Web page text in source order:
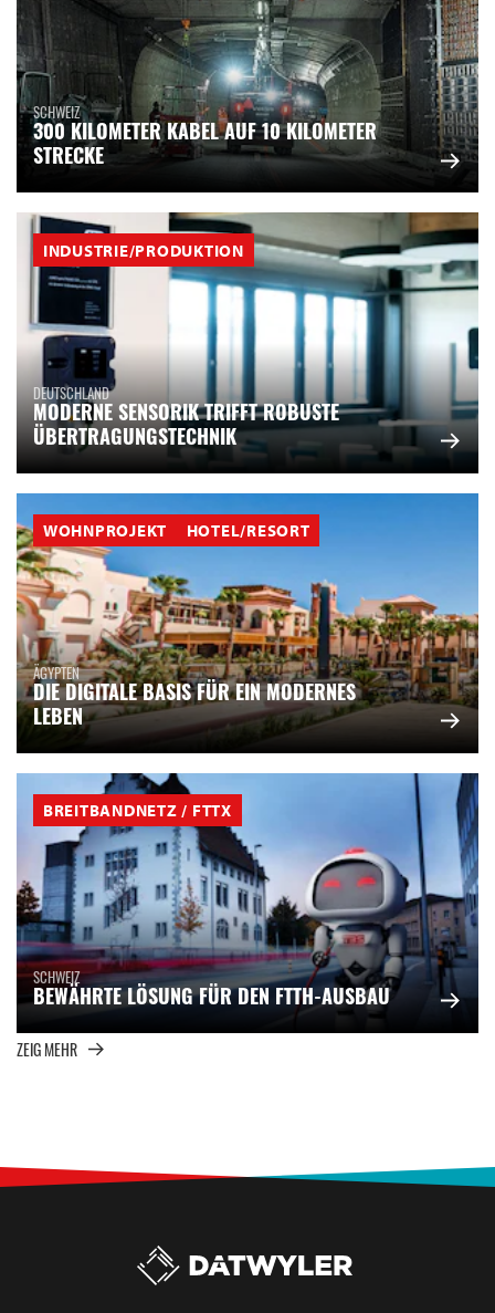
SCHWEIZ
300 KILOMETER KABEL AUF 10 KILOMETER
STRECKE
INDUSTRIE/PRODUKTION
DEUTSCHLAND
MODERNE SENSORIK TRIFFT ROBUSTE
ÜBERTRAGUNGSTECHNIK
WOHNPROJEKT HOTEL/RESORT
ÄGYPTEN
DIE DIGITALE BASIS FÜR EIN MODERNES
LEBEN
BREITBANDNETZ / FTTX
SCHWEIZ
BEWÄHRTE LÖSUNG FÜR DEN FTTH-AUSBAU
ZEIG MEHR